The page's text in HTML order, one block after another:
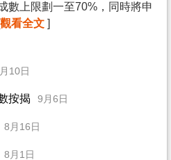
數上限劃一至70%，同時將申
觀看全文 ]
10日
按揭 9月6日
8月16日
8月1日